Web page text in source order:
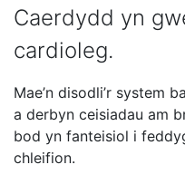
Caerdydd yn
cardioleg.
Mae’n disodli’r system
a derbyn ceisiadau am
bod yn fanteisiol i
chleifion.